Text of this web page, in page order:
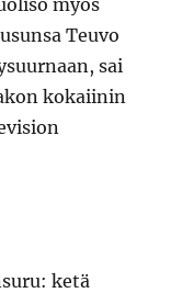
myös
Teuvo
sai
kokaiinin
ketä